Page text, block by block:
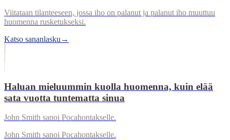
Viitataan tilanteeseen, jossa iho on palanut ja palanut iho muuttuu
huomenna rusketukseksi.
Katso sananlasku →
Haluan mieluummin kuolla huomenna, kuin elää
sata vuotta tuntematta sinua
John Smith sanoi Pocahontakselle.
John Smith sanoi Pocahontakselle.